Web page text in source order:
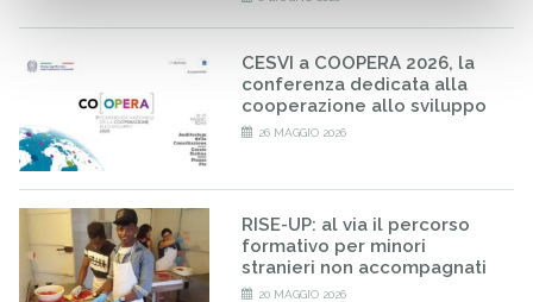
CESVI a COOPERA 2026, la
conferenza dedicata alla
cooperazione allo sviluppo
26 MAGGIO 2026
RISE-UP: al via il percorso
formativo per minori
stranieri non accompagnati
20 MAGGIO 2026